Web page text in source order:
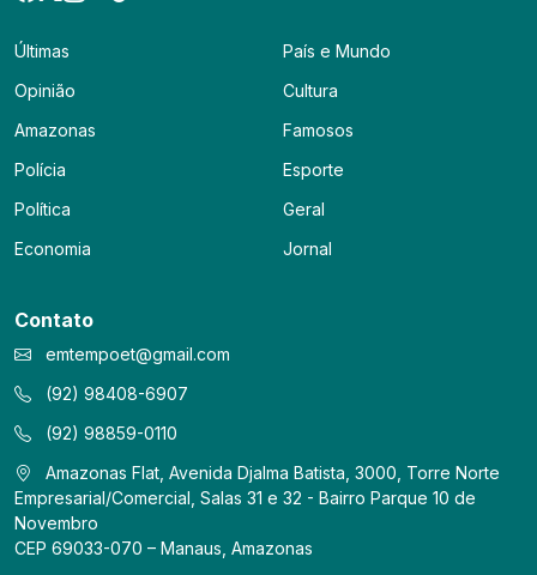
Últimas
Opinião
Amazonas
Polícia
Política
Economia
País e Mundo
Cultura
Famosos
Esporte
Geral
Jornal
Contato
emtempoet@gmail.com
(92) 98408-6907
(92) 98859-0110
Amazonas Flat, Avenida Djalma Batista, 3000, Torre Norte
Empresarial/Comercial, Salas 31 e 32 - Bairro Parque 10 de
Novembro
CEP 69033-070 – Manaus, Amazonas